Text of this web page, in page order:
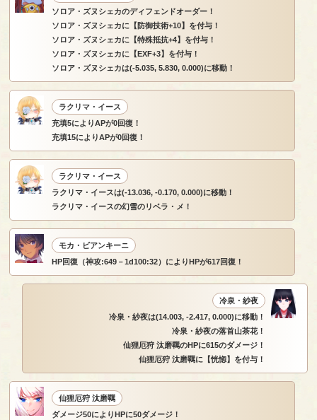
ソロア・ズヌシェカのディフェンドオーダー！
ソロア・ズヌシェカに【防御技術+10】を付与！
ソロア・ズヌシェカに【特殊抵抗+4】を付与！
ソロア・ズヌシェカに【EXF+3】を付与！
ソロア・ズヌシェカは(-5.035, 5.830, 0.000)に移動！
ラクリマ・イース
充填5によりAPが0回復！
充填15によりAPが0回復！
ラクリマ・イース
ラクリマ・イースは(-13.036, -0.170, 0.000)に移動！
ラクリマ・イースの幻雪のリベラ・メ！
モカ・ビアンキーニ
HP回復（神攻:649－1d100:32）によりHPが617回復！
冷泉・紗夜
冷泉・紗夜は(14.003, -2.417, 0.000)に移動！
冷泉・紗夜の落首山茶花！
仙狸厄狩 汰磨羈のHPに615のダメージ！
仙狸厄狩 汰磨羈に【恍惚】を付与！
仙狸厄狩 汰磨羈
ダメージ50によりHPに50ダメージ！